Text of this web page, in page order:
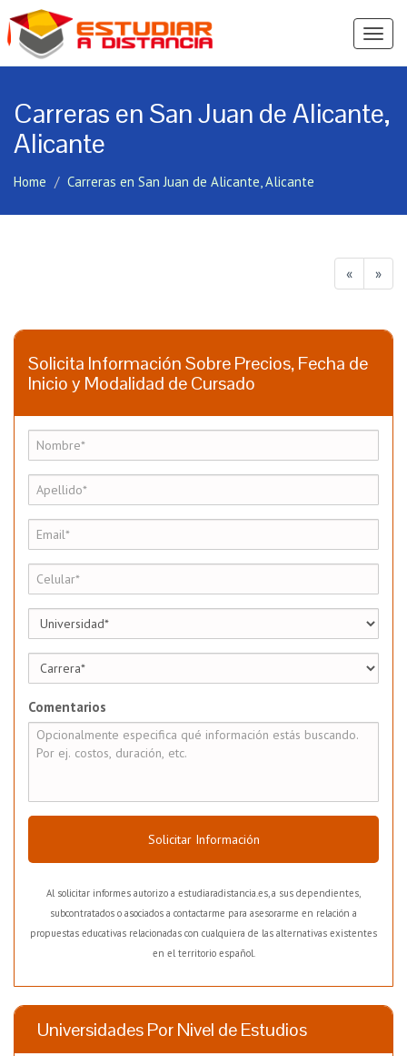
Ver
Carreras en San Juan de Alicante,
Alicante
Home Carreras en San Juan de Alicante, Alicante
« »
Solicita Información Sobre Precios, Fecha de
Inicio y Modalidad de Cursado
Comentarios
Solicitar Información
Al solicitar informes autorizo a estudiaradistancia.es, a sus dependientes,
subcontratados o asociados a contactarme para asesorarme en relación a
propuestas educativas relacionadas con cualquiera de las alternativas existentes
en el territorio español.
Universidades Por Nivel de Estudios